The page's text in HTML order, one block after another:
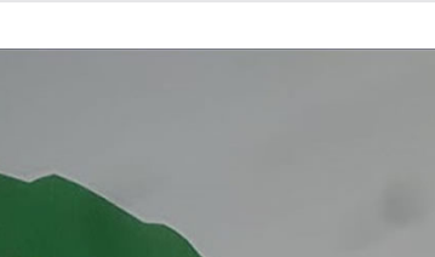
disputará a Terceira Divisão do Goiano em
importunação sexual e invasão de domicílio em